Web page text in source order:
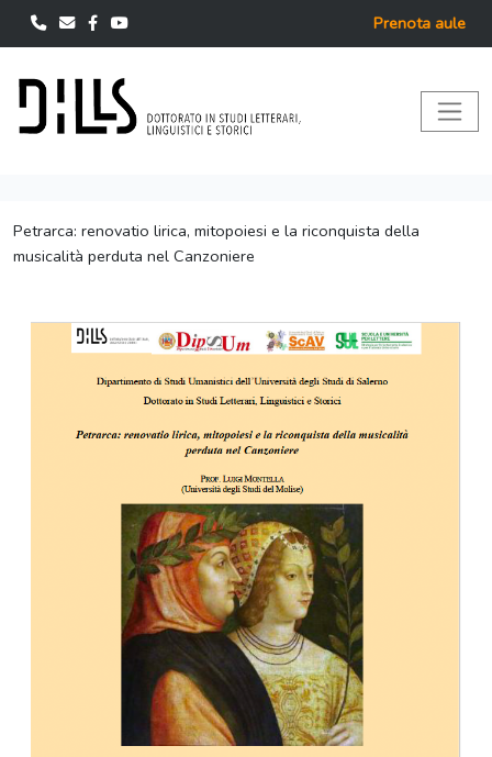
Prenota aule
Petrarca: renovatio lirica, mitopoiesi e la riconquista della
musicalità perduta nel Canzoniere